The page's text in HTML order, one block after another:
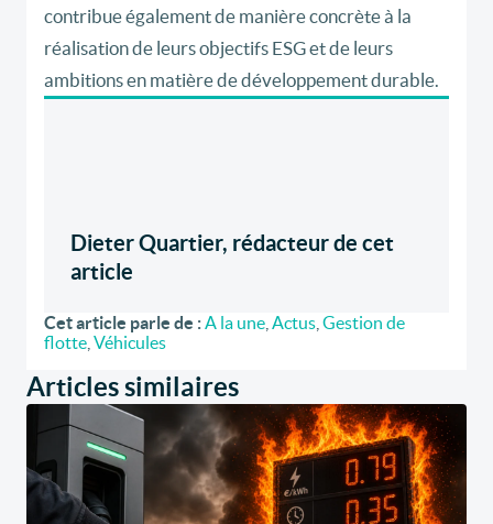
contribue également de manière concrète à la
réalisation de leurs objectifs ESG et de leurs
ambitions en matière de développement durable.
Dieter Quartier, rédacteur de cet
article
Cet article parle de :A la une Actus Gestion de
flotte Véhicules
Articles similaires